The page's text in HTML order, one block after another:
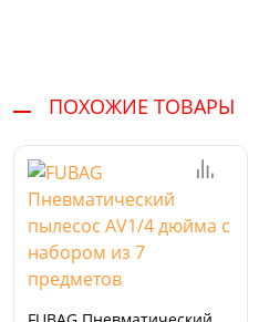
ПОХОЖИЕ ТОВАРЫ